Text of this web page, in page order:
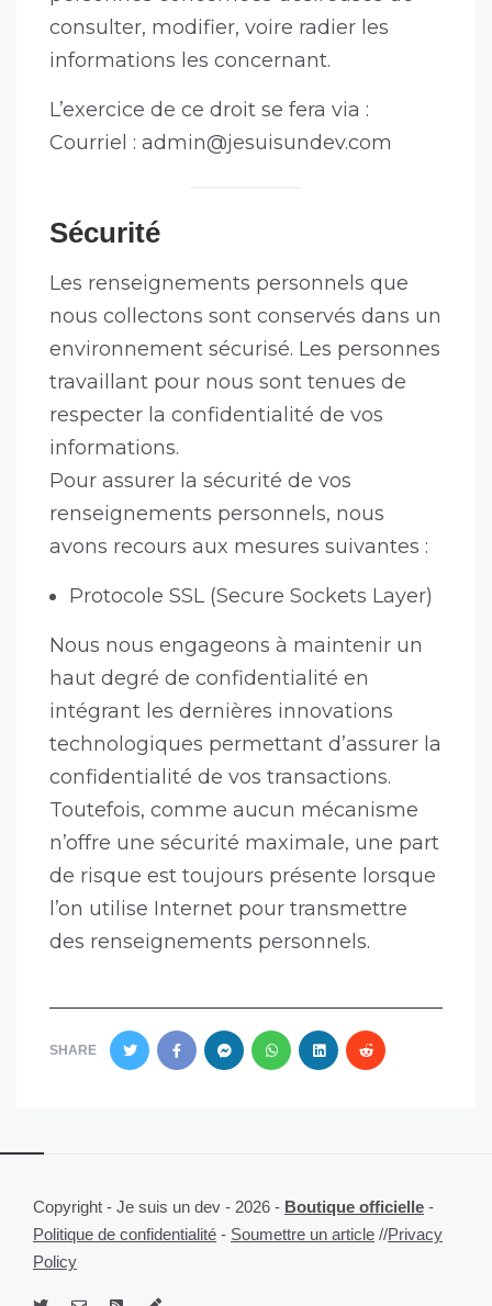
consulter, modifier, voire radier les
informations les concernant.
L’exercice de ce droit se fera via :
Courriel : admin@jesuisundev.com
Sécurité
Les renseignements personnels que
nous collectons sont conservés dans un
environnement sécurisé. Les personnes
travaillant pour nous sont tenues de
respecter la confidentialité de vos
informations.
Pour assurer la sécurité de vos
renseignements personnels, nous
avons recours aux mesures suivantes :
Protocole SSL (Secure Sockets Layer)
Nous nous engageons à maintenir un
haut degré de confidentialité en
intégrant les dernières innovations
technologiques permettant d’assurer la
confidentialité de vos transactions.
Toutefois, comme aucun mécanisme
n’offre une sécurité maximale, une part
de risque est toujours présente lorsque
l’on utilise Internet pour transmettre
des renseignements personnels.
SHARE
Copyright - Je suis un dev - 2026 - Boutique officielle -
Politique de confidentialité - Soumettre un article //Privacy
Policy